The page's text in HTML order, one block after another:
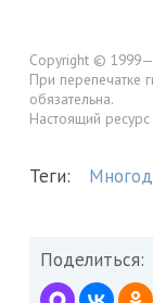
Copyright ©
При перепечатке
обязательна.
Настоящий
Теги:
Поделиться: